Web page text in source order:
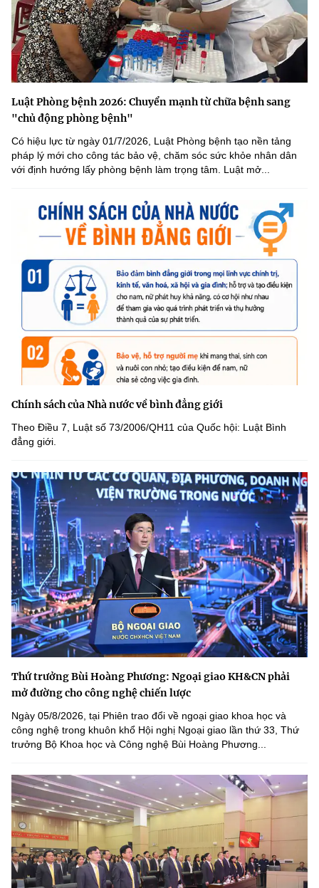
Luật Phòng bệnh 2026: Chuyển mạnh từ chữa bệnh sang
"chủ động phòng bệnh"
Có hiệu lực từ ngày 01/7/2026, Luật Phòng bệnh tạo nền tảng
pháp lý mới cho công tác bảo vệ, chăm sóc sức khỏe nhân dân
với định hướng lấy phòng bệnh làm trọng tâm. Luật mở...
Chính sách của Nhà nước về bình đẳng giới
Theo Điều 7, Luật số 73/2006/QH11 của Quốc hội: Luật Bình
đẳng giới.
Thứ trưởng Bùi Hoàng Phương: Ngoại giao KH&CN phải
mở đường cho công nghệ chiến lược
Ngày 05/8/2026, tại Phiên trao đổi về ngoại giao khoa học và
công nghệ trong khuôn khổ Hội nghị Ngoại giao lần thứ 33, Thứ
trưởng Bộ Khoa học và Công nghệ Bùi Hoàng Phương...